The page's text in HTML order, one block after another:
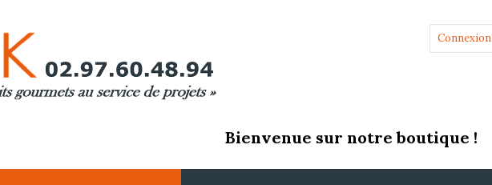
Connexion
Bienvenue sur notre boutique !